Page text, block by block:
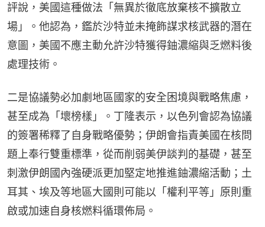
評說，美國這種做法「無異於徹底放棄核不擴散立
場」。他認為，鑑於沙特並未掩飾謀求核武器的潛在
意圖，美國不應主動允許沙特獲得鈾濃縮與乏燃料後
處理技術。
二是協議勢必加劇地區國家的安全困境與戰略焦慮，
甚至成為「壞榜樣」。丁隆表示，以色列會認為協議
的簽署稀釋了自身戰略優勢；伊朗會指責美國在核問
題上奉行雙重標準，從而削弱美伊談判的基礎，甚至
刺激伊朗國內強硬派更加堅定地推進鈾濃縮活動；土
耳其、埃及等地區大國則可能以「權利平等」原則重
啟或加速自身核燃料循環佈局。